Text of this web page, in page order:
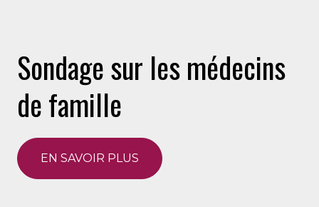
Sondage sur les médecins
de famille
EN SAVOIR PLUS